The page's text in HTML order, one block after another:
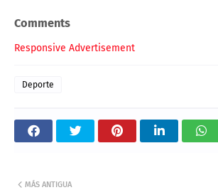
Comments
Responsive Advertisement
Deporte
MÁS ANTIGUA